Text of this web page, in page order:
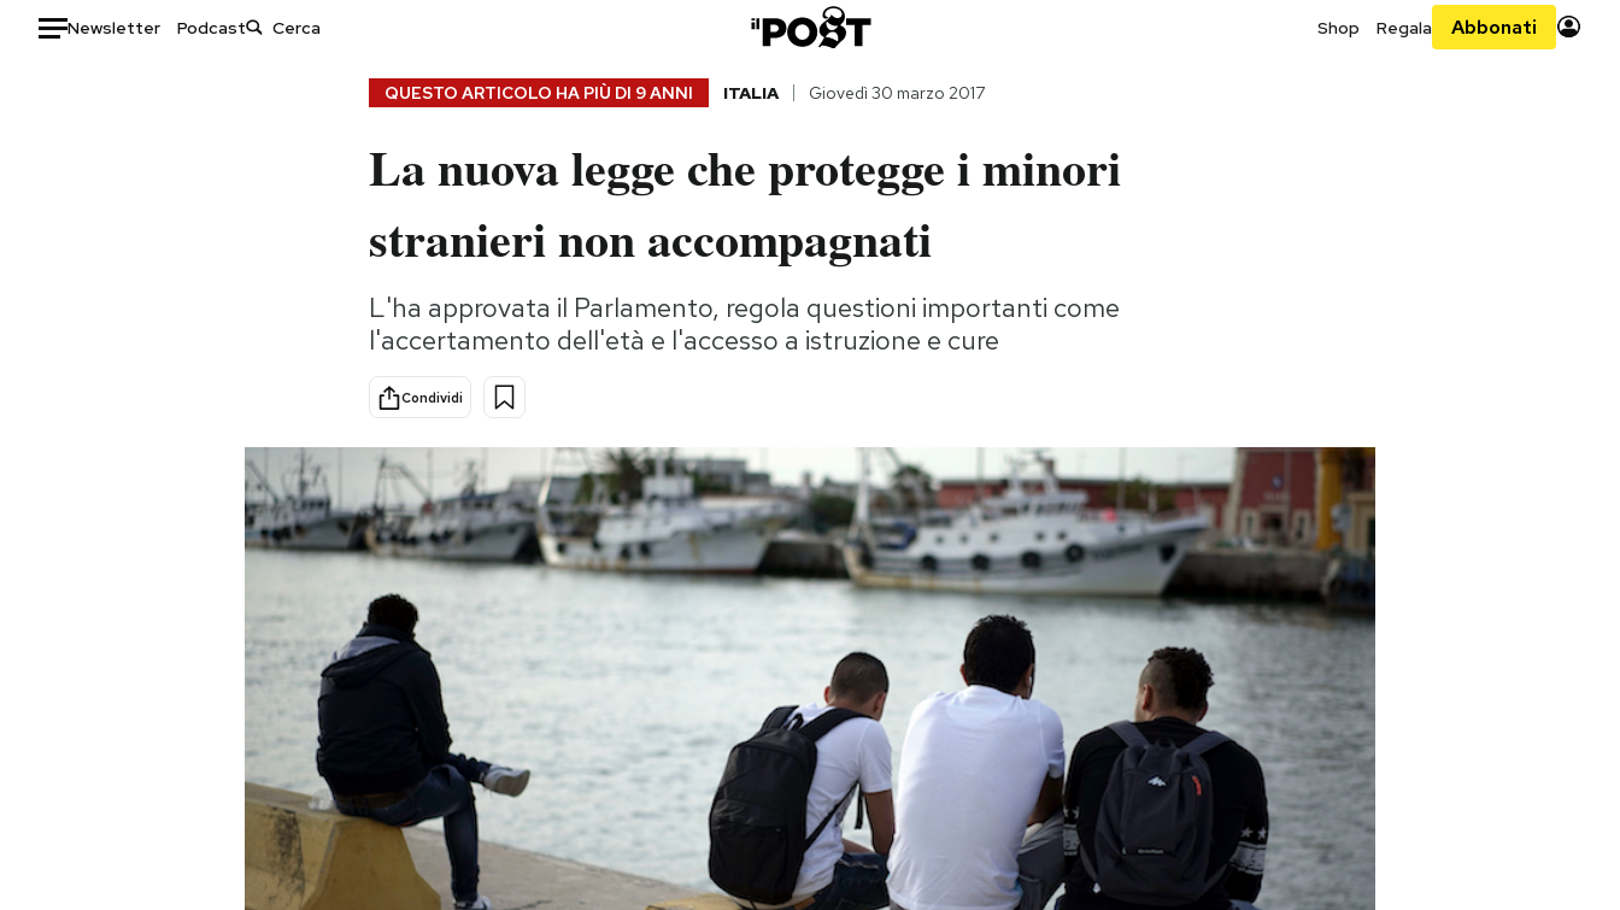
Newsletter Podcast Shop Regala Abbonati
Ok Boomer!
Altrecose
Mondiali calcio 2026
QUESTO ARTICOLO HA PIÙ DI 9 ANNI ITALIA Giovedì 30 marzo 2017
La nuova legge che protegge i minori
stranieri non accompagnati
L'ha approvata il Parlamento, regola questioni importanti come
l'accertamento dell'età e l'accesso a istruzione e cure
Condividi